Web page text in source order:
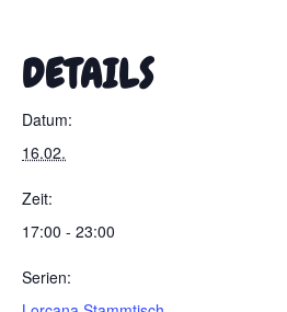
DETAILS
Datum:
16.02.
Zeit:
17:00 - 23:00
Serien: